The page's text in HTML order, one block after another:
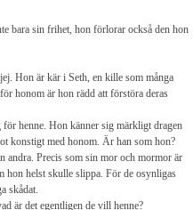
bara sin frihet, hon förlorar också den hon
Hon är kär i Seth, en kille som många
honom är hon rädd att förstöra deras
henne. Hon känner sig märkligt dragen
konstigt med honom. Är han som hon?
andra. Precis som sin mor och mormor är
hon helst skulle slippa. För de osynligas
skådat.
är det egentligen de vill henne?